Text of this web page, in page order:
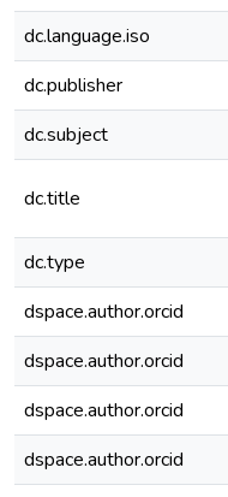
dc.language.iso
dc.publisher
dc.subject
dc.title
dc.type
dspace.author.orcid
dspace.author.orcid
dspace.author.orcid
dspace.author.orcid